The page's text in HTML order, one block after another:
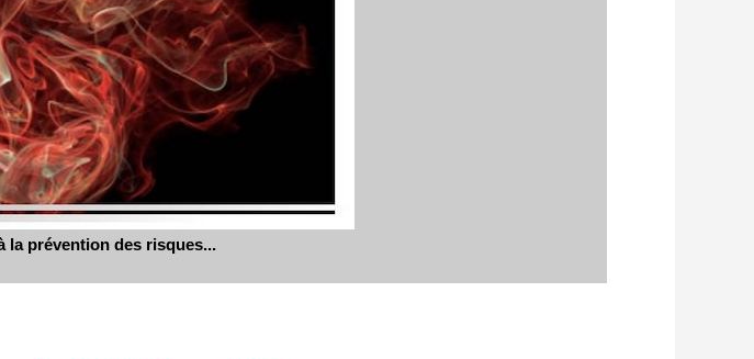
la prévention des risques...